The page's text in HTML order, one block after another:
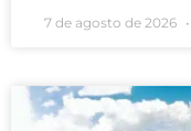
7 de agosto de 2026